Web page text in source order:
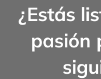
¿Estás
pasión